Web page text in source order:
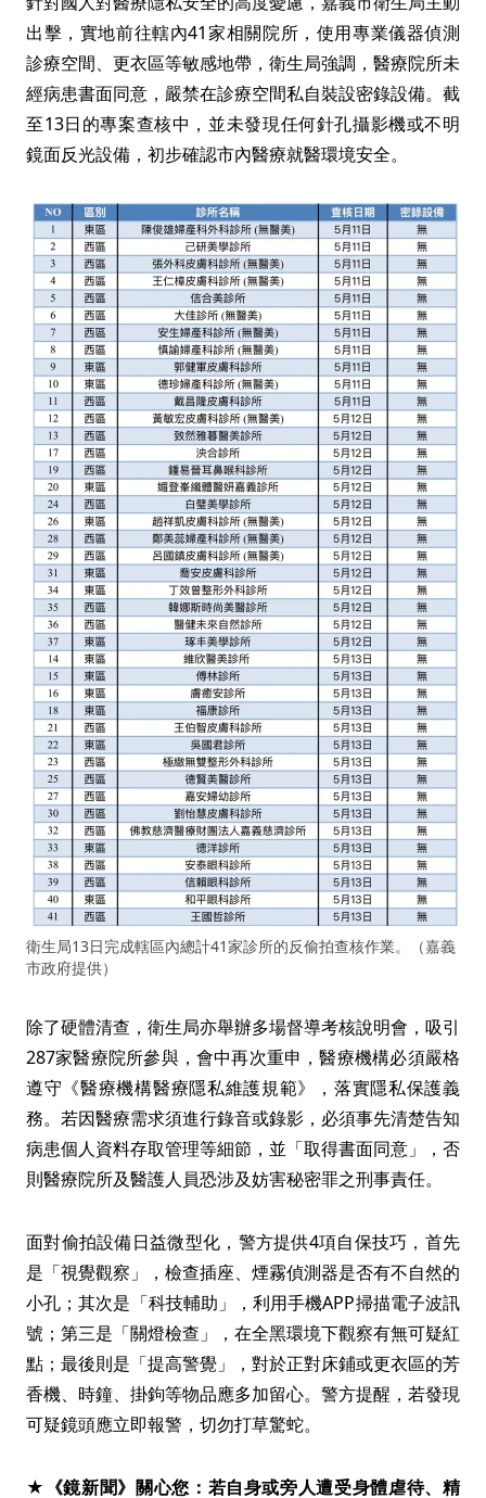
出擊，實地前往轄內41家相關院所，使用專業儀器偵測
診療空間、更衣區等敏感地帶，衛生局強調，醫療院所未
經病患書面同意，嚴禁在診療空間私自裝設密錄設備。截
至13日的專案查核中，並未發現任何針孔攝影機或不明
鏡面反光設備，初步確認市內醫療就醫環境安全。
衛生局13日完成轄區內總計41家診所的反偷拍查核作業。（嘉義
市政府提供）
除了硬體清查，衛生局亦舉辦多場督導考核說明會，吸引
287家醫療院所參與，會中再次重申，醫療機構必須嚴格
遵守《醫療機構醫療隱私維護規範》，落實隱私保護義
務。若因醫療需求須進行錄音或錄影，必須事先清楚告知
病患個人資料存取管理等細節，並「取得書面同意」，否
則醫療院所及醫護人員恐涉及妨害秘密罪之刑事責任。
面對偷拍設備日益微型化，警方提供4項自保技巧，首先
是「視覺觀察」，檢查插座、煙霧偵測器是否有不自然的
小孔；其次是「科技輔助」，利用手機APP掃描電子波訊
號；第三是「關燈檢查」，在全黑環境下觀察有無可疑紅
點；最後則是「提高警覺」，對於正對床鋪或更衣區的芳
香機、時鐘、掛鉤等物品應多加留心。警方提醒，若發現
可疑鏡頭應立即報警，切勿打草驚蛇。
★《鏡新聞》關心您：若自身或旁人遭受身體虐待、精